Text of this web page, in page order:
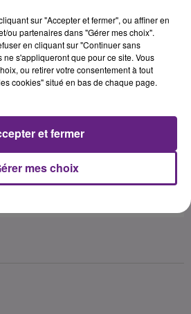
sur "Accepter et fermer", ou affiner en
ou partenaires dans "Gérer mes choix".
en cliquant sur "Continuer sans
ne s'appliqueront que pour ce site. Vous
ou retirer votre consentement à tout
cookies" situé en bas de chaque page.
mes choix
et fermer